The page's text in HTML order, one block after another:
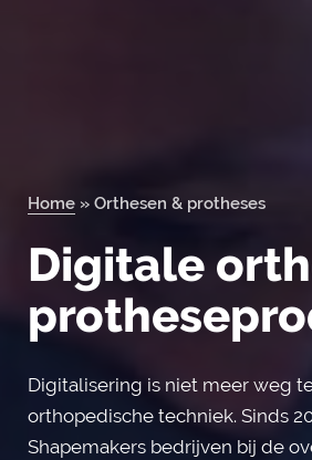
Orderportal
Home » Orthesen & protheses
Digitale
Digitalisering is niet meer weg
orthopedische techniek. Sinds
Shapemakers bedrijven bij de